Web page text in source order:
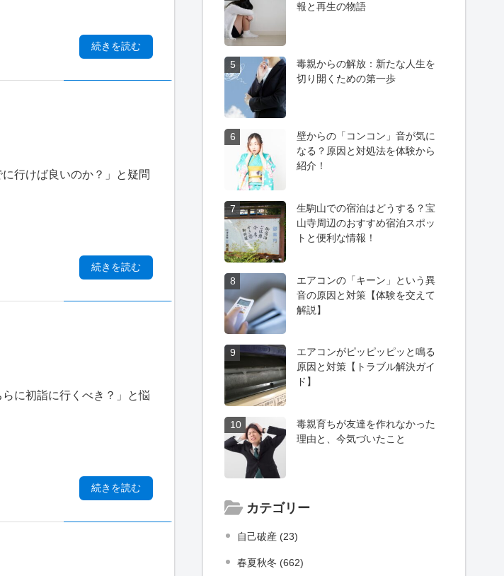
続きを読む
行けば良いのか？」と疑問
続きを読む
に初詣に行くべき？」と悩
続きを読む
報と再生の物語
5
毒親からの解放：新たな人生を
切り開くための第一歩
6
壁からの「コンコン」音が気に
なる？原因と対処法を体験から
紹介！
7
生駒山での宿泊はどうする？宝
山寺周辺のおすすめ宿泊スポッ
トと便利な情報！
8
エアコンの「キーン」という異
音の原因と対策【体験を交えて
解説】
9
エアコンがピッピッピッと鳴る
原因と対策【トラブル解決ガイ
ド】
10
毒親育ちが友達を作れなかった
理由と、今気づいたこと
カテゴリー
自己破産 (23)
春夏秋冬 (662)